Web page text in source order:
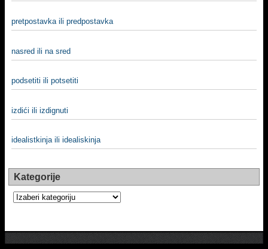
pretpostavka ili predpostavka
nasred ili na sred
podsetiti ili potsetiti
izdići ili izdignuti
idealistkinja ili idealiskinja
Kategorije
Kategorije